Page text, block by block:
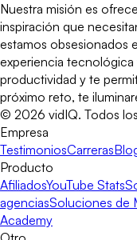
Nuestra misión es
inspiración que
estamos obsesionados
experiencia
productividad y te
próximo reto, te
© 2026 vidIQ. Todos
Empresa
TestimoniosCarreras
Producto
AfiliadosYouTube Stats
agenciasSoluciones de
Academy